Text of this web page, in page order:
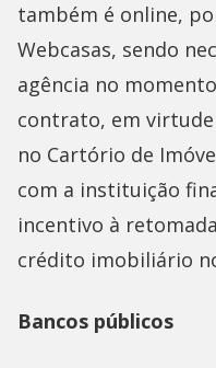
também é online,
Webcasas, sendo
agência no
contrato, em
no Cartório de
com a instituição
incentivo à
crédito imobiliário
Bancos públicos